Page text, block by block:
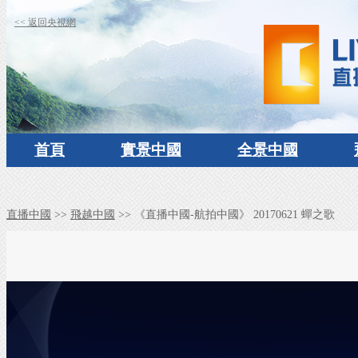
<< 返回央視網
首頁 實景中國 全景中國
直播中國 >> 飛越中國 >> 《直播中國-航拍中國》 20170621 蟬之歌